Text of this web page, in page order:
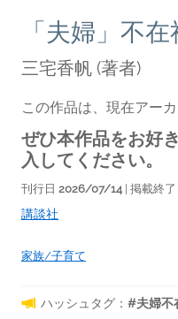
「夫婦」不
三宅香帆 (著者)
この作品は、現在アー
ぜひ本作品をお好
入してください。
刊行日 2026/07/14 | 掲載終了
講談社
家族/子育て
ハッシュタグ： #夫婦不